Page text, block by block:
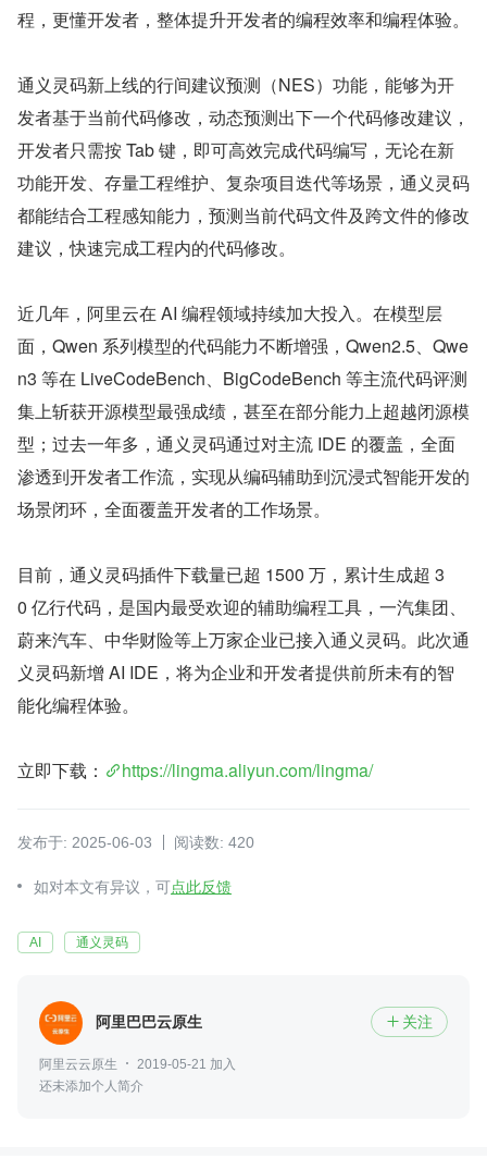
程，更懂开发者，整体提升开发者的编程效率和编程体验。
通义灵码新上线的行间建议预测（NES）功能，能够为开
发者基于当前代码修改，动态预测出下一个代码修改建议，
开发者只需按 Tab 键，即可高效完成代码编写，无论在新
功能开发、存量工程维护、复杂项目迭代等场景，通义灵码
都能结合工程感知能力，预测当前代码文件及跨文件的修改
建议，快速完成工程内的代码修改。
近几年，阿里云在 AI 编程领域持续加大投入。在模型层
面，Qwen 系列模型的代码能力不断增强，Qwen2.5、Qwe
n3 等在 LiveCodeBench、BigCodeBench 等主流代码评测
集上斩获开源模型最强成绩，甚至在部分能力上超越闭源模
型；过去一年多，通义灵码通过对主流 IDE 的覆盖，全面
渗透到开发者工作流，实现从编码辅助到沉浸式智能开发的
场景闭环，全面覆盖开发者的工作场景。
目前，通义灵码插件下载量已超 1500 万，累计生成超 3
0 亿行代码，是国内最受欢迎的辅助编程工具，一汽集团、
蔚来汽车、中华财险等上万家企业已接入通义灵码。此次通
义灵码新增 AI IDE，将为企业和开发者提供前所未有的智
能化编程体验。
立即下载： https://lingma.aliyun.com/lingma/
发布于: 2025-06-03 阅读数: 420
如对本文有异议，可点此反馈
AI 通义灵码
阿里巴巴云原生  关注
阿里云云原生
2019-05-21 加入
还未添加个人简介